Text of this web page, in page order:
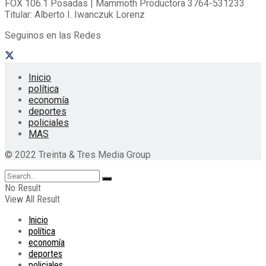
FOX 106.1 Posadas | Mammoth Productora 3764-531233
Titular: Alberto I. Iwanczuk Lorenz
Seguinos en las Redes
Inicio
política
economía
deportes
policiales
MAS
© 2022 Treinta & Tres Media Group
No Result
View All Result
Inicio
política
economía
deportes